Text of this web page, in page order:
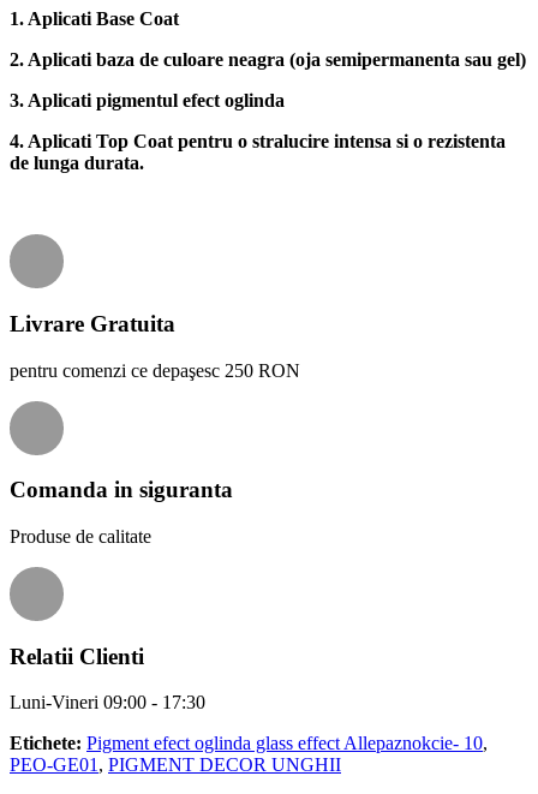
1. Aplicati Base Coat
2. Aplicati baza de culoare neagra (oja semipermanenta sau gel)
3. Aplicati pigmentul efect oglinda
4. Aplicati Top Coat pentru o stralucire intensa si o rezistenta
de lunga durata.
Livrare Gratuita
pentru comenzi ce depaşesc 250 RON
Comanda in siguranta
Produse de calitate
Relatii Clienti
Luni-Vineri 09:00 - 17:30
Etichete: Pigment efect oglinda glass effect Allepaznokcie- 10,
PEO-GE01, PIGMENT DECOR UNGHII